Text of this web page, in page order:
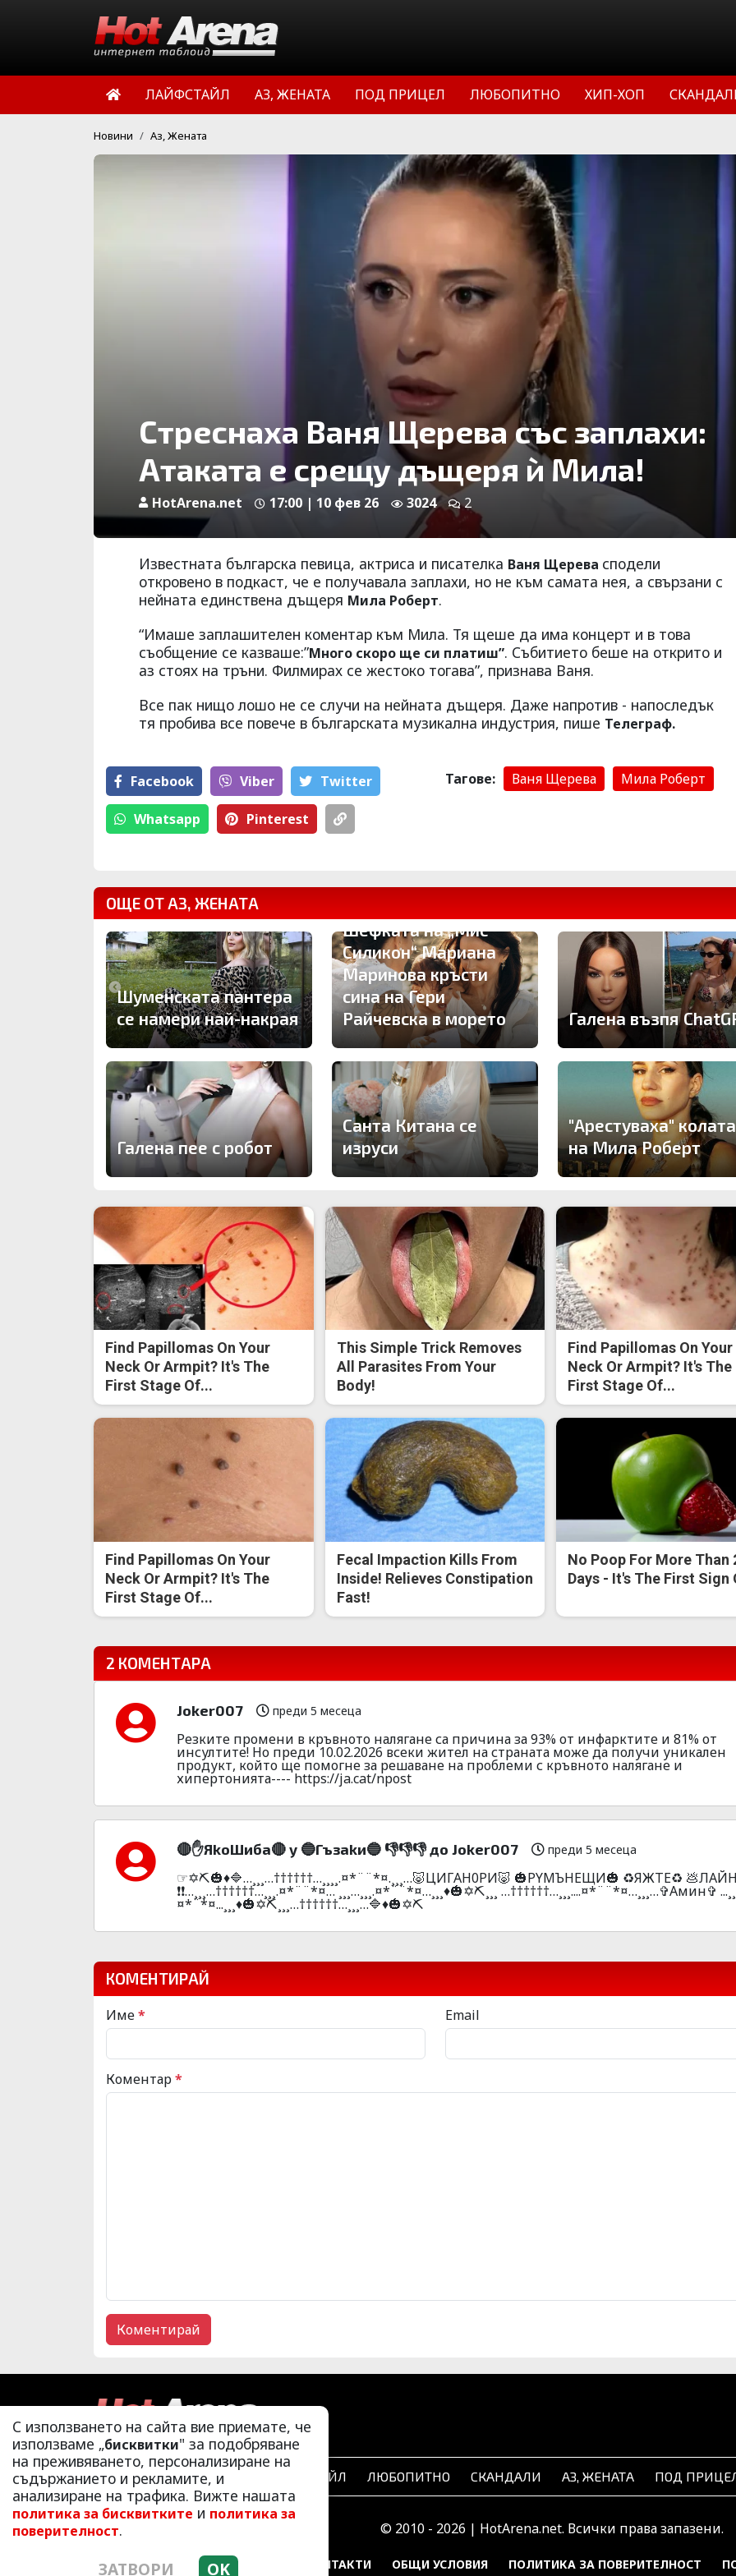
ЛАЙФСТАЙЛ АЗ, ЖЕНАТА ПОД ПРИЦЕЛ ЛЮБОПИТНО ХИП-ХОП
Новини Аз, Жената
Стреснаха Ваня Щерева със заплахи:
Атаката е срещу дъщеря ѝ Мила!
HotArena.net 17:00 | 10 фев 26 3024 2
Известната българска певица, актриса и писателка Ваня Щерева сподели
откровено в подкаст, че е получавала заплахи, но не към самата нея, а свързани с
нейната единствена дъщеря Мила Роберт.
“Имаше заплашителен коментар към Мила. Тя щеше да има концерт и в това
съобщение се казваше:”Много скоро ще си платиш”. Събитието беше на открито и
аз стоях на тръни. Филмирах се жестоко тогава”, признава Ваня.
Все пак нищо лошо не се случи на нейната дъщеря. Даже напротив - напоследък
тя пробива все повече в българската музикална индустрия, пише Телеграф.
Facebook Viber Тwitter
Whatsapp Pinterest
Тагове: Ваня Щерева Мила Роберт
ОЩЕ ОТ АЗ, ЖЕНАТА
Шуменската пантера
се намери най-накрая
Шефката на „Мис
Силикон“ Мариана
Маринова кръсти
сина на Гери
Райчевска в морето
Галена възпя
Галена пее с робот
Санта Китана се
изруси
"Арестуваха" колата
на Мила Роберт
Find Papillomas On Your
Neck Or Armpit? It's The
First Stage Of...
This Simple Trick Removes
All Parasites From Your
Body!
Find Papillomas On Your
Neck Or Armpit? It's The
First Stage Of...
Find Papillomas On Your
Neck Or Armpit? It's The
First Stage Of...
Fecal Impaction Kills From
Inside! Relieves Constipation
Fast!
No Poop For More Than
Days - It's The First Sign
2 КОМЕНТАРА
Joker007 преди 5 месеца
Резките промени в кръвното налягане са причина за 93% от инфарктите и 81% от
инсултите! Но преди 10.02.2026 всеки жител на страната може да получи уникален
продукт, който ще помогне за решаване на проблеми с кръвното налягане и
хипертонията---- https://ja.cat/npost
🔴✋ЯkoШибa🔴 y 🔵Гъзakи🔵 👎👎👎 до Joker007 преди 5 месеца
☞✡️⛏️🎃♦️🔷…¸¸¸…††††††…¸¸¸¸.¤*¨¨*¤.¸¸¸…🐷ЦИГAH0PИ🐷 🎃PYMЪHEЩИ🎃 ♻️ЯЖTE♻️
❗❗…¸¸¸…††††††…¸¸¸.¤*¨¨*¤… ¸¸¸…¸¸¸.¤*¨¨*¤…¸¸¸♦️🎃✡️⛏️¸¸¸ …††††††…¸¸¸....¤*¨¨*¤…¸¸¸…✞Амин✞
¤*¨*¤...¸¸¸♦️🎃✡️⛏️¸¸¸…††††††…¸¸¸…🔷♦️🎃✡️⛏️
КОМЕНТИРАЙ
Име* Email
Коментар*
С използването на сайта вие приемате, че
използваме „бисквитки" за подобряване
на преживяването, персонализиране на
съдържанието и рекламите, и
анализиране на трафика. Вижте нашата
политика за бисквитките и политика за
поверителност.
ЗАТВОРИ OK
ЛАЙФСТАЙЛ ЛЮБОПИТНО СКАНДАЛИ АЗ, ЖЕНАТА ПОД
© 2010 - 2026 | HotArena.net. Всички права запазени.
РЕКЛАМА КОНТАКТИ ОБЩИ УСЛОВИЯ ПОЛИТИКА ЗА ПОВЕРИТЕЛНОСТ